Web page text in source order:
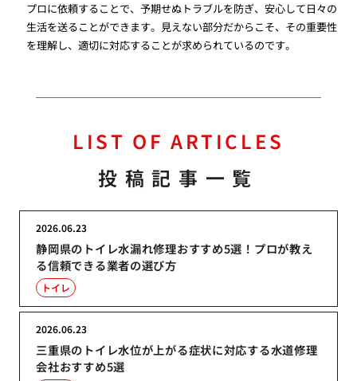
プロに依頼することで、予期せぬトラブルを防ぎ、安心して日々の
生活を送ることができます。見えない部分だからこそ、その重要性
を理解し、適切に対応することが求められているのです。
LIST OF ARTICLES
投稿記事一覧
静岡県のトイレ水漏れ修理おすすめ5選！プロが教え
る信頼できる業者の選び方
2026.06.23
トイレ
三重県のトイレ水位が上がる症状に対応する水道修理
会社おすすめ5選
2026.06.23